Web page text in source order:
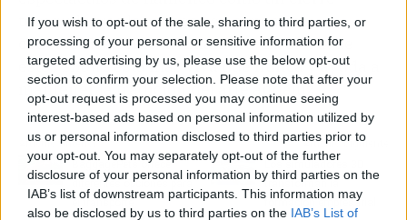
If you wish to opt-out of the sale, sharing to third parties, or
processing of your personal or sensitive information for
targeted advertising by us, please use the below opt-out
section to confirm your selection. Please note that after your
opt-out request is processed you may continue seeing
interest-based ads based on personal information utilized by
us or personal information disclosed to third parties prior to
your opt-out. You may separately opt-out of the further
disclosure of your personal information by third parties on the
IAB’s list of downstream participants. This information may
also be disclosed by us to third parties on the IAB’s List of
tranquilo tras los paseos en espacios
concurridos como la Alhambra. La oferta de
estosshowsestá más viva que nunca y ayuda a
mantener la tradición del arte andaluz.
Artículo anterior
BaggagePets ofrece
diferentes opciones para
el transporte
Artículo siguiente
Los simuladores 3D
transforman la
formación empresarial